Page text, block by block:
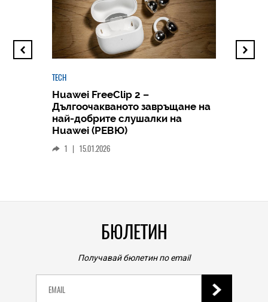
TECH
Huawei FreeClip 2 –
Дългоочакваното завръщане на
най-добрите слушалки на
Huawei (РЕВЮ)
1 | 15.01.2026
БЮЛЕТИН
Получавай бюлетин по email